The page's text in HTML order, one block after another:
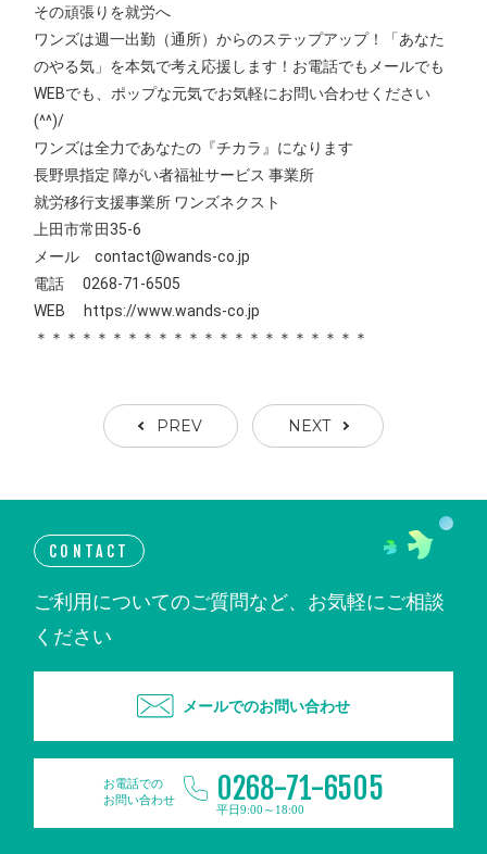
その頑張りを就労へ
ワンズは週一出勤（通所）からのステップアップ！「あなた
のやる気」を本気で考え応援します！お電話でもメールでも
WEBでも、ポップな元気でお気軽にお問い合わせください
(^^)/
ワンズは全力であなたの『チカラ』になります
長野県指定 障がい者福祉サービス 事業所
就労移行支援事業所 ワンズネクスト
上田市常田35-6
メール contact@wands-co.jp
電話 0268-71-6505
WEB
https://www.wands-co.jp
＊＊＊＊＊＊＊＊＊＊＊＊＊＊＊＊＊＊＊＊＊＊
PREV NEXT
CONTACT
ご利用についてのご質問など、お気軽にご相談
ください
メールでのお問い合わせ
お電話での
お問い合わせ
0268-71-6505
平日9:00～18:00